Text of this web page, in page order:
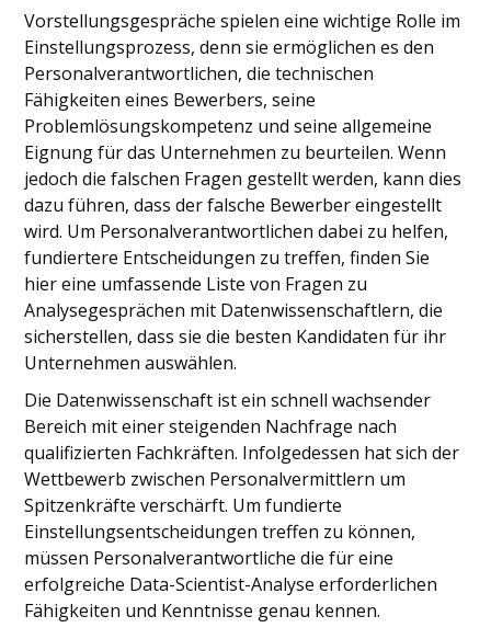
Vorstellungsgespräche spielen eine wichtige Rolle im
Einstellungsprozess, denn sie ermöglichen es den
Personalverantwortlichen, die technischen
Fähigkeiten eines Bewerbers, seine
Problemlösungskompetenz und seine allgemeine
Eignung für das Unternehmen zu beurteilen. Wenn
jedoch die falschen Fragen gestellt werden, kann dies
dazu führen, dass der falsche Bewerber eingestellt
wird. Um Personalverantwortlichen dabei zu helfen,
fundiertere Entscheidungen zu treffen, finden Sie
hier eine umfassende Liste von Fragen zu
Analysegesprächen mit Datenwissenschaftlern, die
sicherstellen, dass sie die besten Kandidaten für ihr
Unternehmen auswählen.
Die Datenwissenschaft ist ein schnell wachsender
Bereich mit einer steigenden Nachfrage nach
qualifizierten Fachkräften. Infolgedessen hat sich der
Wettbewerb zwischen Personalvermittlern um
Spitzenkräfte verschärft. Um fundierte
Einstellungsentscheidungen treffen zu können,
müssen Personalverantwortliche die für eine
erfolgreiche Data-Scientist-Analyse erforderlichen
Fähigkeiten und Kenntnisse genau kennen.